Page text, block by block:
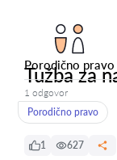
Porodično pravo
Tužba za
1 odgovor
Porodično pravo
1 627